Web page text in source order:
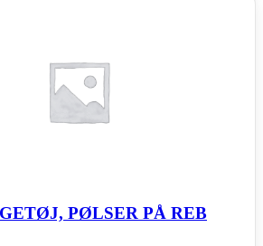
PØLSER PÅ REB